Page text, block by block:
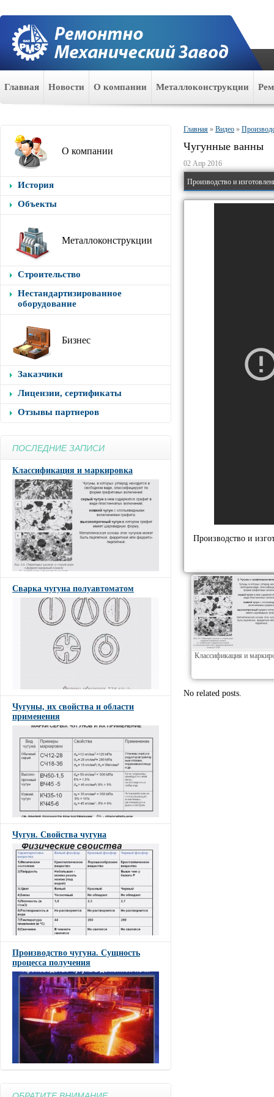
Главная Новости О компании Металлоконструкции
О компании
История
Объекты
Металлоконструкции
Строительство
Нестандартизированное
оборудование
Бизнес
Заказчики
Лицензии, сертификаты
Отзывы партнеров
ПОСЛЕДНИЕ ЗАПИСИ
Классификация и маркировка
Сварка чугуна полуавтоматом
Чугуны, их свойства и области
применения
Чугун. Свойства чугуна
Производство чугуна. Сущность
процесса получения
Главная » Видео »
Чугунные ванны
02 Апр 2016
Производство и
Производство и
Классификация и
No related posts.